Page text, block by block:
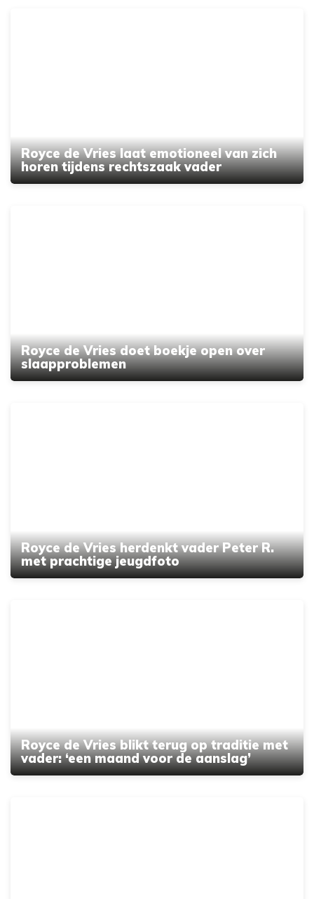
Royce de Vries laat emotioneel van zich
horen tijdens rechtszaak vader
Royce de Vries doet boekje open over
slaapproblemen
Royce de Vries herdenkt vader Peter R.
met prachtige jeugdfoto
Royce de Vries blikt terug op traditie met
vader: ‘een maand voor de aanslag’